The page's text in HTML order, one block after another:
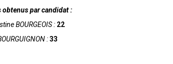
par candidat :
BOURGEOIS : 22
:33